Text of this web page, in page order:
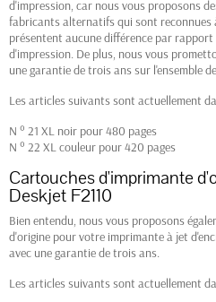
d'impression, car nous vous proposons
fabricants alternatifs qui sont
présentent aucune différence par
d'impression. De plus, nous vous
une garantie de trois ans sur l'ensemble
Les articles suivants sont actuellement
N ° 21 XL noir pour 480 pages
N ° 22 XL couleur pour 420 pages
Cartouches d'imprimante
Deskjet F2110
Bien entendu, nous vous proposons
d'origine pour votre imprimante à jet
avec une garantie de trois ans.
Les articles suivants sont actuellement